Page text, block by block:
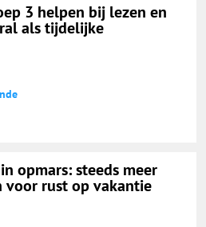
3 helpen bij lezen en
als tijdelijke
opmars: steeds meer
voor rust op vakantie